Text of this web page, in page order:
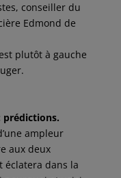
conseiller du
Edmond de
plutôt à gauche
prédictions.
ampleur
aux deux
éclatera dans la